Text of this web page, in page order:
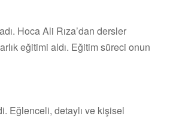
Hoca Ali Rıza’dan dersler
eğitimi aldı. Eğitim süreci onun
Eğlenceli, detaylı ve kişisel